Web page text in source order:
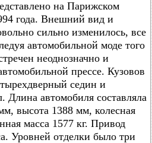
на Парижском
года. Внешний вид и
сильно изменилось, все
автомобильной моде того
неоднозначно и
прессе. Кузовов
седин и
Длина автомобиля составляла
высота 1388 мм, колесная
масса 1577 кг. Привод
Уровней отделки было три